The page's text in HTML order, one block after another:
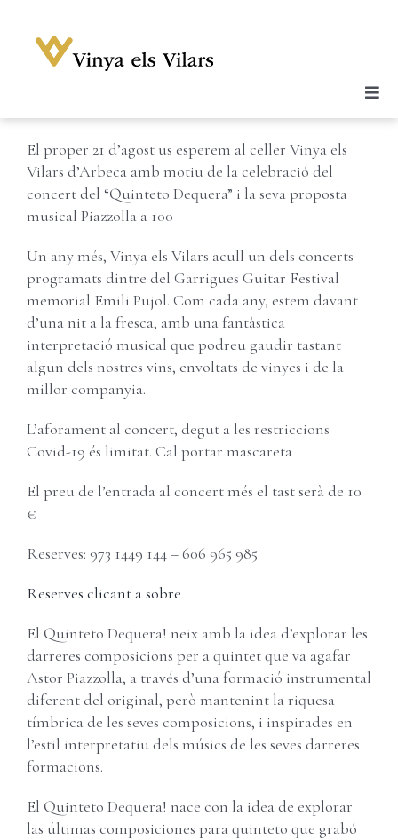
content
Celler
Vins
Enoturisme
Notícies
Galeria
Botiga
Contacte
Compte
Password:
El proper 21 d’agost us esperem al celler Vinya els
Vilars d’Arbeca amb motiu de la celebració del
concert del “Quinteto Dequera” i la seva proposta
musical Piazzolla a 100
Un any més, Vinya els Vilars acull un dels concerts
programats dintre del Garrigues Guitar Festival
memorial Emili Pujol. Com cada any, estem davant
d’una nit a la fresca, amb una fantàstica
interpretació musical que podreu gaudir tastant
algun dels nostres vins, envoltats de vinyes i de la
millor companyia.
L’aforament al concert, degut a les restriccions
Covid-19 és limitat. Cal portar mascareta
El preu de l’entrada al concert més el tast serà de 10
€
Reserves: 973 1449 144 – 606 965 985
Reserves clicant a sobre
El Quinteto Dequera! neix amb la idea d’explorar les
darreres composicions per a quintet que va agafar
Astor Piazzolla, a través d’una formació instrumental
diferent del original, però mantenint la riquesa
tímbrica de les seves composicions, i inspirades en
l’estil interpretatiu dels músics de les seves darreres
formacions.
El Quinteto Dequera! nace con la idea de explorar
las últimas composiciones para quinteto que grabó